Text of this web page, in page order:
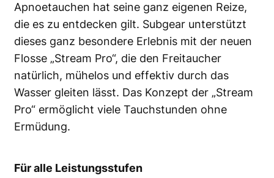
Apnoetauchen hat seine ganz eigenen Reize,
die es zu entdecken gilt. Subgear unterstützt
dieses ganz besondere Erlebnis mit der neuen
Flosse „Stream Pro“, die den Freitaucher
natürlich, mühelos und effektiv durch das
Wasser gleiten lässt. Das Konzept der „Stream
Pro“ ermöglicht viele Tauchstunden ohne
Ermüdung.
Für alle Leistungsstufen